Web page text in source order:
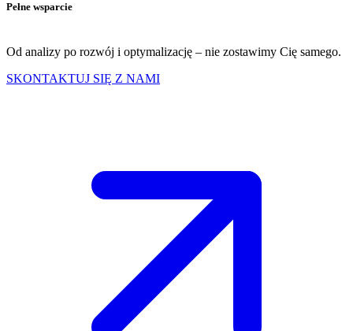
Pełne wsparcie
Od analizy po rozwój i optymalizację – nie zostawimy Cię samego.
SKONTAKTUJ SIĘ Z NAMI